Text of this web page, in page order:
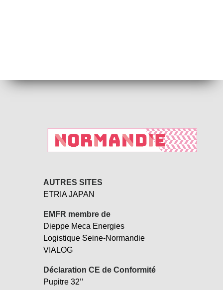
AUTRES SITES
ETRIA JAPAN
EMFR membre de
Dieppe Meca Energies
Logistique Seine-Normandie
VIALOG
Déclaration CE de Conformité
Pupitre 32’’